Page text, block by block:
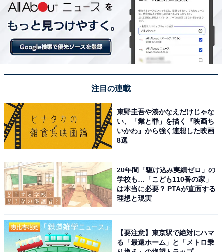
カステラ（4切）は、厳選した小麦粉と卵をたっぷり使
用し、ヤマザキ独自の技術でふっくらと焼き上げたも
の。蜂蜜が使われているので、しっとりとしています。
注目の連載
東野圭吾や湊かなえだけじゃな
い、「業と罪」を描く『映画ち
いかわ』から強く連想した映画
8選
20年間「駆け込み実績ゼロ」の
学校も…「こども110番の家」
は本当に必要？ PTAが直面する
理想と現実
【要注意】東京駅で絶対にハマ
る「最遠ホーム」と「メトロ乗